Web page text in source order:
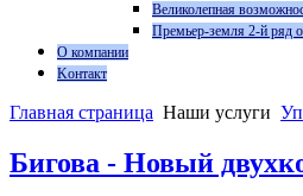
Великолепная
Премьер-земля 2-й ряд
О компании
Kонтакт
Главная страница Наши услуги
Бигова - Новый